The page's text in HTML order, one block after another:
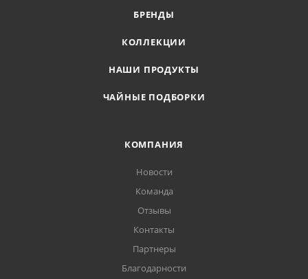
БРЕНДЫ
КОЛЛЕКЦИИ
НАШИ ПРОДУКТЫ
ЧАЙНЫЕ ПОДБОРКИ
КОМПАНИЯ
Новости
Команда
Отзывы
Контакты
Партнеры
Благодарности